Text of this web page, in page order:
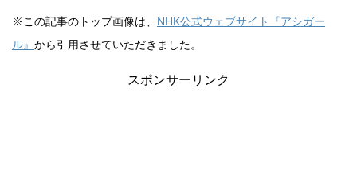
※この記事のトップ画像は、 NHK公式ウェブサイト『アシガー
ル』 から引用させていただきました。
スポンサーリンク